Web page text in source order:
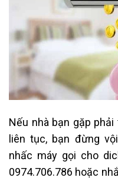
Nếu nhà bạn gặp
liên tục, bạn đừng
nhấc máy gọi cho
0974.706.786 hoặc